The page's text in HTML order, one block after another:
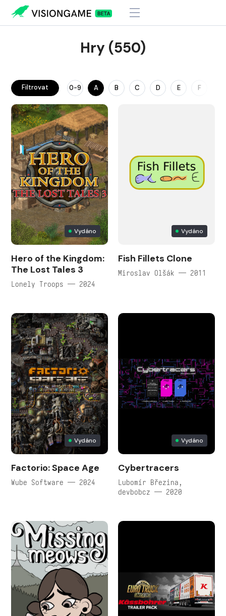
Hry (550)
Filtrovat 0-9 A B C D E F
Vydáno
Hero of the Kingdom:
The Lost Tales 3
Lonely Troops — 2024
Vydáno
Fish Fillets Clone
Miroslav Olšák — 2011
Vydáno
Factorio: Space Age
Wube Software — 2024
Vydáno
Cybertracers
Lubomír Březina,
devbobcz — 2020